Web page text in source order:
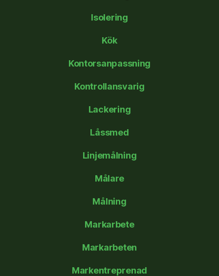
Isolering
Kök
Kontorsanpassning
Kontrollansvarig
Lackering
Låssmed
Linjemålning
Målare
Målning
Markarbete
Markarbeten
Markentreprenad